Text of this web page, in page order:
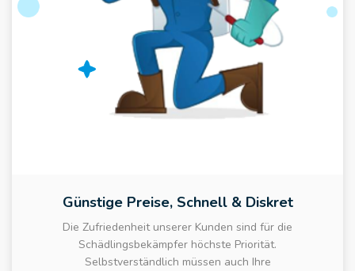
Günstige Preise, Schnell & Diskret
Die Zufriedenheit unserer Kunden sind für die
Schädlingsbekämpfer höchste Priorität.
Selbstverständlich müssen auch Ihre